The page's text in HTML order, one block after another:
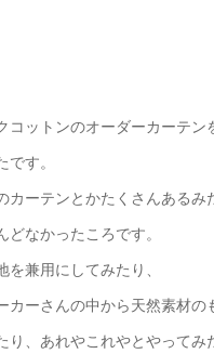
コットンのオーダーカーテン
す。
カーテンとかたくさんあるみ
なかったころです。
兼用にしてみたり、
カーさんの中から天然素材の
り、あれやこれやとやってみ